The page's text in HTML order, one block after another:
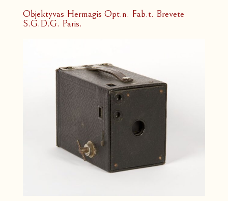
Objektyvas Hermagis Opt.n. Fab.t. Brevete
S.G.D.G. Paris.